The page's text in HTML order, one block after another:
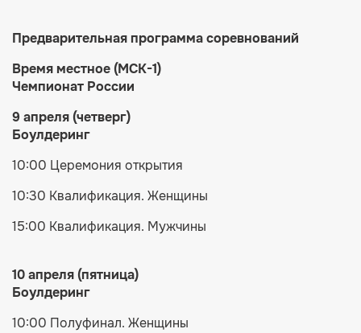
Предварительная программа соревнований
Время местное (МСК-1)
Чемпионат России
9 апреля (четверг)
Боулдеринг
10:00 Церемония открытия
10:30 Квалификация. Женщины
15:00 Квалификация. Мужчины
10 апреля (пятница)
Боулдеринг
10:00 Полуфинал. Женщины